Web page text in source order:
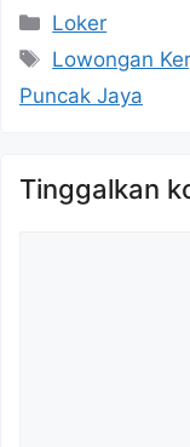
Kategori
Loker
Tag
Lowongan
Puncak Jaya
Tinggalkan